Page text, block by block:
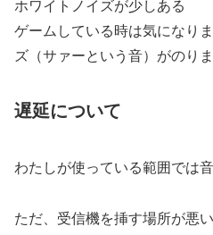
ホワイトノイズが少しある
ゲームしている時は気になり
ズ（サァーという音）がのりま
遅延について
わたしが使っている範囲では
ただ、受信機を挿す場所が悪